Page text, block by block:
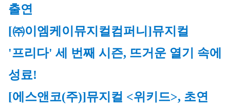
출연
[㈜이엠케이뮤지컬컴퍼니]뮤지컬
'프리다' 세 번째 시즌, 뜨거운 열기 속에
성료!
[에스앤코(주)]뮤지컬 <위키드>, 초연